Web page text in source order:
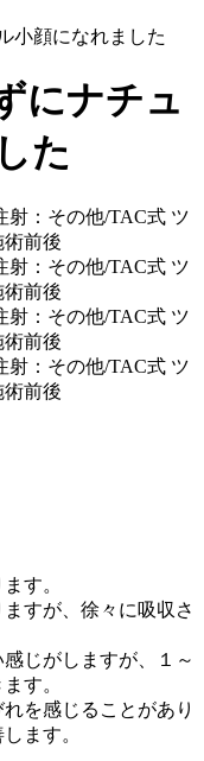
小顔になれました
にナチュ
た
す。
すが、徐々に吸収さ
じがしますが、１～
す。
を感じることがあり
ます。